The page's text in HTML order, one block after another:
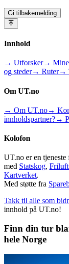
Gi tilbakemelding
Innhold
→ Utforsker→ Mine
og steder→ Ruter→
Om UT.no
→ Om UT.no→
innholdspartner?→
Kolofon
UT.no er en
med Statskog,
Kartverket.
Med støtte fra
Takk til alle som
innhold på UT.no!
Finn din tur
hele Norge